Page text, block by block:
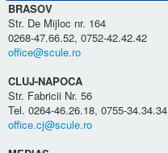
BRASOV
Str. De Mijloc nr. 164
0268-47.66.52, 0752-42.42.42
office@scule.ro
CLUJ-NAPOCA
Str. Fabricii Nr. 56
Tel. 0264-46.26.18, 0755-34.34.34
office.cj@scule.ro